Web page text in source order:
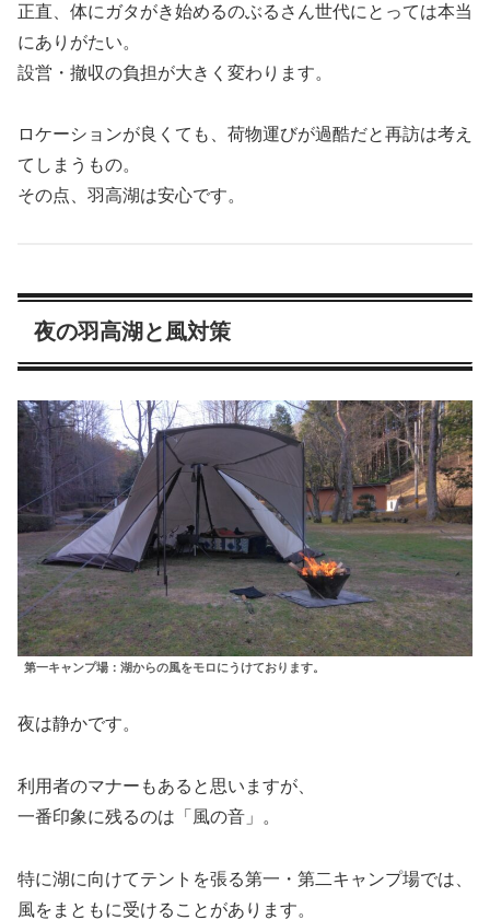
正直、体にガタがき始めるのぶるさん世代にとっては本当
にありがたい。
設営・撤収の負担が大きく変わります。
ロケーションが良くても、荷物運びが過酷だと再訪は考え
てしまうもの。
その点、羽高湖は安心です。
夜の羽高湖と風対策
第一キャンプ場：湖からの風をモロにうけております。
夜は静かです。
利用者のマナーもあると思いますが、
一番印象に残るのは「風の音」。
特に湖に向けてテントを張る第一・第二キャンプ場では、
風をまともに受けることがあります。